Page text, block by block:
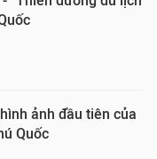
ảnh đầu tiên của
Quốc